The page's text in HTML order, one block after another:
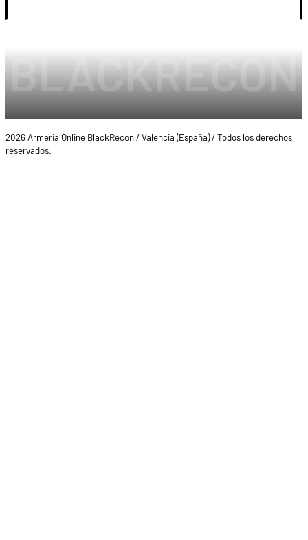
2026 Armeria Online BlackRecon / Valencia (España) / Todos los derechos
reservados.